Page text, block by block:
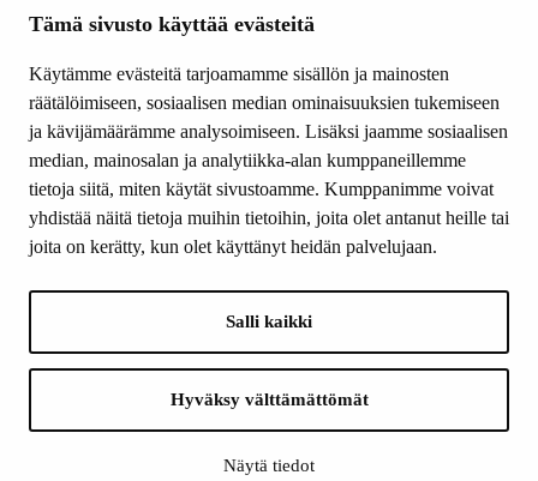
Tämä sivusto käyttää evästeitä
Käytämme evästeitä tarjoamamme sisällön ja mainosten
räätälöimiseen, sosiaalisen median ominaisuuksien tukemiseen
ja kävijämäärämme analysoimiseen. Lisäksi jaamme sosiaalisen
median, mainosalan ja analytiikka-alan kumppaneillemme
tietoja siitä, miten käytät sivustoamme. Kumppanimme voivat
yhdistää näitä tietoja muihin tietoihin, joita olet antanut heille tai
joita on kerätty, kun olet käyttänyt heidän palvelujaan.
Salli kaikki
Hyväksy välttämättömät
Näytä tiedot
Ajankohtaista
Yhteystiedot
SEURAA MEITÄ
Facebook
Instagram
LinkedIn
Suomen Kulttuurirahasto: